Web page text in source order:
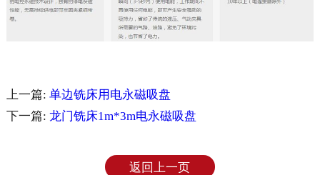
上一篇: 单边铣床用电永磁吸盘
下一篇: 龙门铣床1m*3m电永磁吸盘
返回上一页